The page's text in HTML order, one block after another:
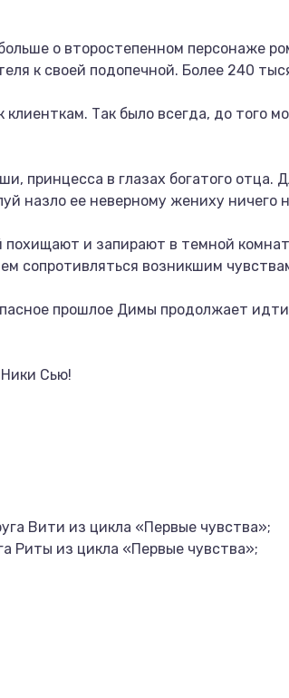
о второстепенном персонаже
к своей подопечной. Более 240
Так было всегда, до того
принцесса в глазах богатого
назло ее неверному жениху ничего
и запирают в темной
сопротивляться возникшим
прошлое Димы продолжает
Сью!
Вити из цикла «Первые чувства»;
Риты из цикла «Первые чувства»;